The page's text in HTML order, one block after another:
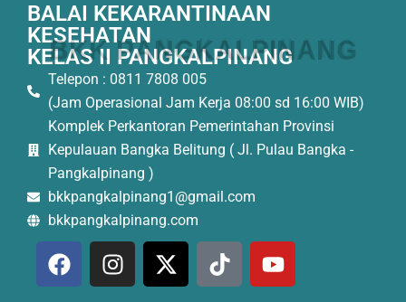
BKK PANGKALPINANG
BALAI KEKARANTINAAN
KESEHATAN
KELAS II PANGKALPINANG
Telepon : 0811 7808 005
(Jam Operasional Jam Kerja 08:00 sd 16:00 WIB)
Komplek Perkantoran Pemerintahan Provinsi
Kepulauan Bangka Belitung ( Jl. Pulau Bangka -
Pangkalpinang )
bkkpangkalpinang1@gmail.com
bkkpangkalpinang.com